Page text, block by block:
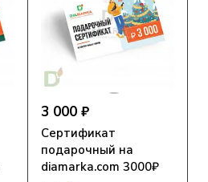
3 000 ₽
Сертификат
подарочный на
diamarka.com 3000₽